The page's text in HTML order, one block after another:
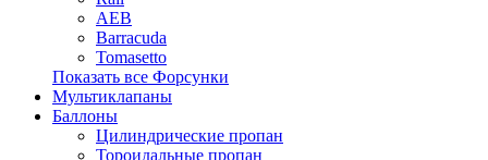
AEB
Barracuda
Tomasetto
Показать все Форсунки
Мультиклапаны
Баллоны
Цилиндрические пропан
Тороидальные пропан